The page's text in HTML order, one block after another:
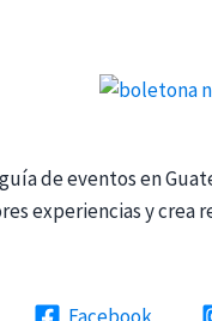
de eventos en
experiencias y crea